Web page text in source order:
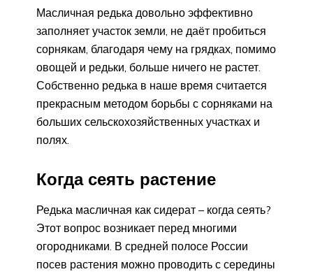
Масличная редька довольно эффективно
заполняет участок земли, не даёт пробиться
сорнякам, благодаря чему на грядках, помимо
овощей и редьки, больше ничего не растет.
Собственно редька в наше время считается
прекрасным методом борьбы с сорняками на
больших сельскохозяйственных участках и
полях.
Когда сеять растение
Редька масличная как сидерат – когда сеять?
Этот вопрос возникает перед многими
огородниками. В средней полосе России
посев растения можно проводить с середины